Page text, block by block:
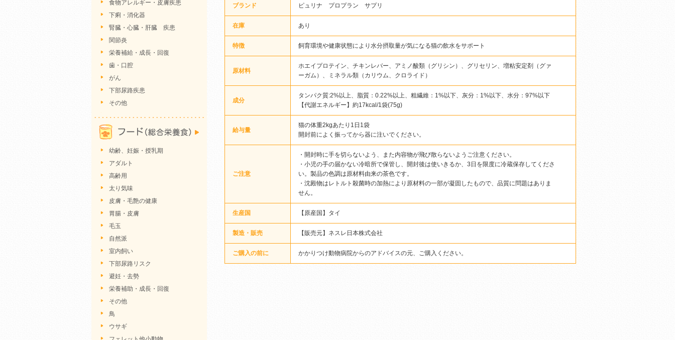
ブランド ピュリナ プロプラン サプリ
在庫 あり
特徴 飼育環境や健康状態により水分摂取量が気になる猫の飲水をサポート
原材料
ホエイプロテイン、チキンレバー、アミノ酸類（グリシン）、グリセリン、増粘安定剤（グァ
ーガム）、ミネラル類（カリウム、クロライド）
成分
タンパク質:2%以上、脂質：0.22%以上、粗繊維：1%以下、灰分：1%以下、水分：97%以下
【代謝エネルギー】約17kcal/1袋(75g)
給与量
猫の体重2kgあたり1日1袋
開封前によく振ってから器に注いでください。
ご注意
・開封時に手を切らないよう、また内容物が飛び散らないようご注意ください。
・小児の手の届かない冷暗所で保管し、開封後は使いきるか、3日を限度に冷蔵保存してくださ
い。製品の色調は原材料由来の茶色です。
・沈殿物はレトルト殺菌時の加熱により原材料の一部が凝固したもので、品質に問題はありま
せん。
生産国 【原産国】タイ
製造・販売 【販売元】ネスレ日本株式会社
ご購入の前に かかりつけ動物病院からのアドバイスの元、ご購入ください。
食物アレルギー・皮膚疾患
下痢・消化器
腎臓・心臓・肝臓 疾患
関節炎
栄養補給・成長・回復
歯・口腔
がん
下部尿路疾患
その他
幼齢、妊娠・授乳期
アダルト
高齢用
太り気味
皮膚・毛艶の健康
胃腸・皮膚
毛玉
自然派
室内飼い
下部尿路リスク
避妊・去勢
栄養補助・成長・回復
その他
鳥
ウサギ